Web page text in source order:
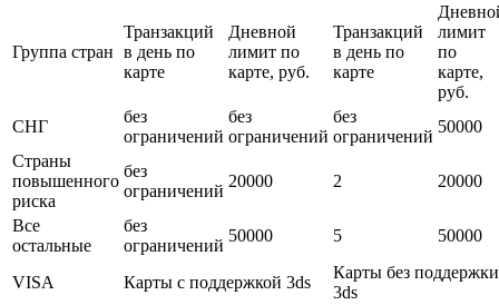
Группа стран
Транзакций
в день по
карте
Дневной
лимит по
карте, руб.
Транзакций
в день по
карте
лимит
по
карте,
руб.
СНГ
без
ограничений
без
ограничений
без
ограничений
50000
Страны
повышенного
риска
без
ограничений
20000 2 20000
Все
остальные
без
ограничений
50000 5 50000
VISA Карты с поддержкой 3ds
Карты без поддержки
3ds